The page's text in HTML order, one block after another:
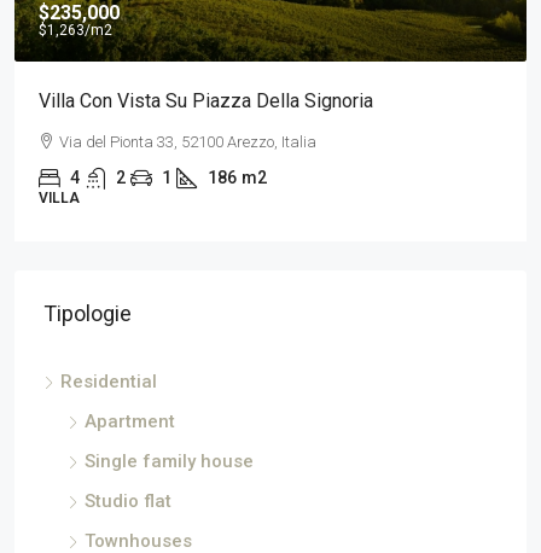
$235,000
$1,263/m2
Villa Con Vista Su Piazza Della Signoria
Via del Pionta 33, 52100 Arezzo, Italia
4 2 1 186 m2
VILLA
Tipologie
Residential
Apartment
Single family house
Studio flat
Townhouses